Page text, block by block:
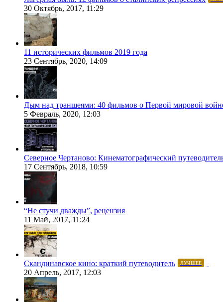
30 Октябрь, 2017, 11:29
11 исторических фильмов 2019 года
23 Сентябрь, 2020, 14:09
Дым над траншеями: 40 фильмов о Первой мировой
5 Февраль, 2020, 12:03
Северное Чертаново: Кинематографический
17 Сентябрь, 2018, 10:59
“Не стучи дважды”, рецензия
11 Май, 2017, 11:24
Скандинавское кино: краткий путеводитель ЛУЧШЕЕ
20 Апрель, 2017, 12:03